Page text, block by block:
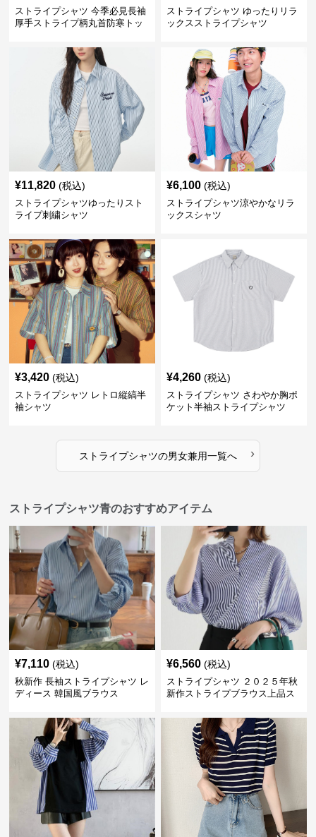
ストライプシャツ 今季必見長袖
厚手ストライプ柄丸首防寒トッ
ストライプシャツ ゆったりリラ
ックスストライプシャツ
¥11,820 (税込)
ストライプシャツゆったりスト
ライプ刺繍シャツ
¥6,100 (税込)
ストライプシャツ涼やかなリラ
ックスシャツ
¥3,420 (税込)
ストライプシャツ レトロ縦縞半
袖シャツ
¥4,260 (税込)
ストライプシャツ さわやか胸ポ
ケット半袖ストライプシャツ
ストライプシャツの男女兼用一覧へ ›
ストライプシャツ青のおすすめアイテム
¥7,110 (税込)
秋新作 長袖ストライプシャツ レ
ディース 韓国風ブラウス
¥6,560 (税込)
ストライプシャツ ２０２５年秋
新作ストライプブラウス上品ス